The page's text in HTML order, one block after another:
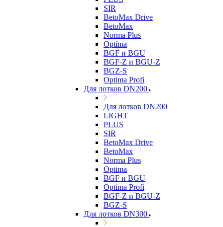
SIR
BetoMax Drive
BetoMax
Norma Plus
Optima
BGF и BGU
BGF-Z и BGU-Z
BGZ-S
Optima Profi
Для лотков DN200
Для лотков DN200
LIGHT
PLUS
SIR
BetoMax Drive
BetoMax
Norma Plus
Optima
BGF и BGU
Optima Profi
BGF-Z и BGU-Z
BGZ-S
Для лотков DN300